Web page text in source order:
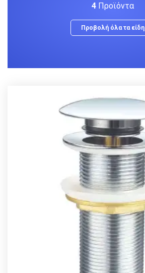
4 Προϊόντα
Προβολή όλα τα είδη